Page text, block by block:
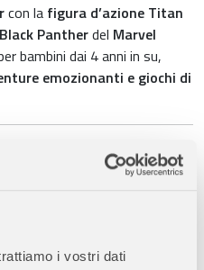
i vostri dati
con la figura d’azione Titan
Black Pantherdel Marvel
bambini dai 4 anni in su,
emozionanti e giochi di
dettagli fedeli al film.